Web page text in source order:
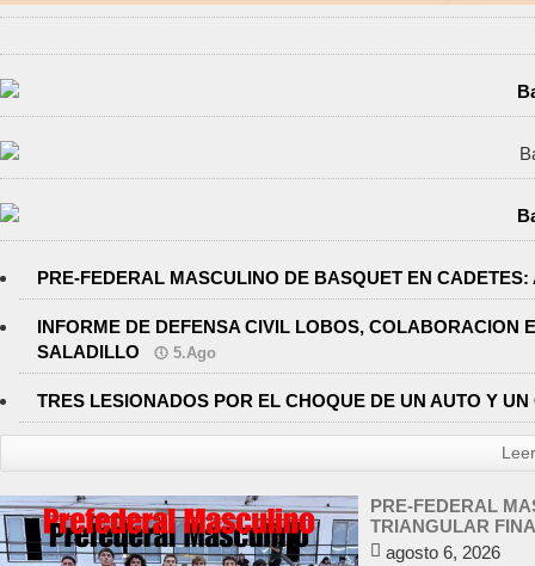
PRE-FEDERAL MASCULINO DE BASQUET EN
INFORME DE DEFENSA CIVIL LOBOS, COLABORACION
SALADILLO
5.Ago
TRES LESIONADOS POR EL CHOQUE DE UN AUTO Y
PRE-FEDERAL
TRIANGULAR
agosto 6, 2026